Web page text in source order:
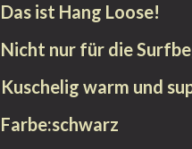
Das ist Hang Loose!
Nicht nur für die
Kuschelig warm und
Farbe:schwarz